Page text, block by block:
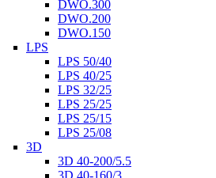
DWO.300
DWO.200
DWO.150
LPS
LPS 50/40
LPS 40/25
LPS 32/25
LPS 25/25
LPS 25/15
LPS 25/08
3D
3D 40-200/5.5
3D 40-160/3